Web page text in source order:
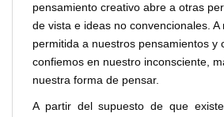
pensamiento creativo abre a otras
de vista e ideas no convencionales. A
permitida a nuestros pensamientos y
confiemos en nuestro inconsciente,
nuestra forma de pensar.
A partir del supuesto de que